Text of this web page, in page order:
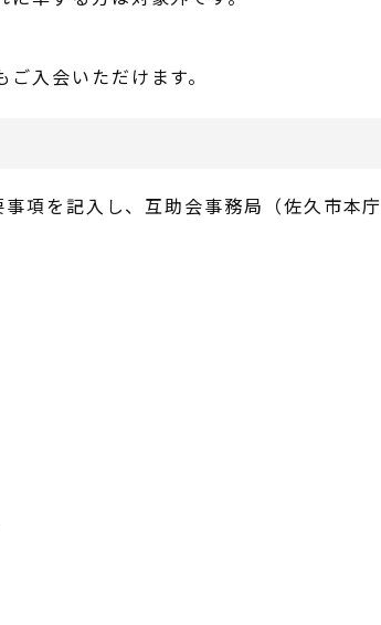
入会いただけます。
項を記入し、互助会事務局（佐久市本